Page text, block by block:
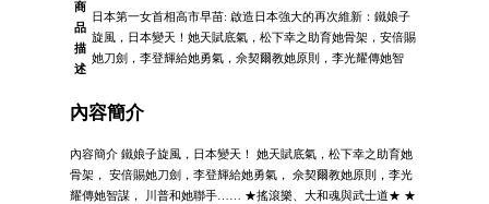
商
品
描
述
日本第一女首相高市早苗: 啟造日本強大的再次維新：鐵娘子
旋風，日本變天！她天賦底氣，松下幸之助育她骨架，安倍賜
她刀劍，李登輝給她勇氣，佘契爾教她原則，李光耀傳她智
內容簡介
內容簡介 鐵娘子旋風，日本變天！ 她天賦底氣，松下幸之助育她
骨架， 安倍賜她刀劍，李登輝給她勇氣， 佘契爾教她原則，李光
耀傳她智謀， 川普和她聯手…… ★搖滾樂、大和魂與武士道★ ★